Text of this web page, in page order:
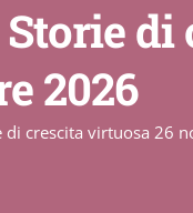
2026
di crescita virtuosa 26